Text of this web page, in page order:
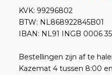
KVK: 99296802
BTW: NL868922845B01
IBAN: NL91 INGB 0006
Bestellingen zijn af te
Kazemat 4 tussen 8:00